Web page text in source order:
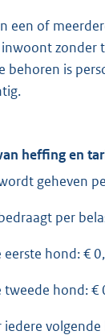
een of
zonder
behoren is
heffing en
geheven
per
eerste hond: €
tweede hond: €
iedere